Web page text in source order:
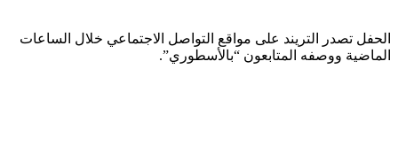
الحفل تصدر التريند على مواقع التواصل الاجتماعي خلال الساعات
الماضية ووصفه المتابعون “بالأسطوري”.